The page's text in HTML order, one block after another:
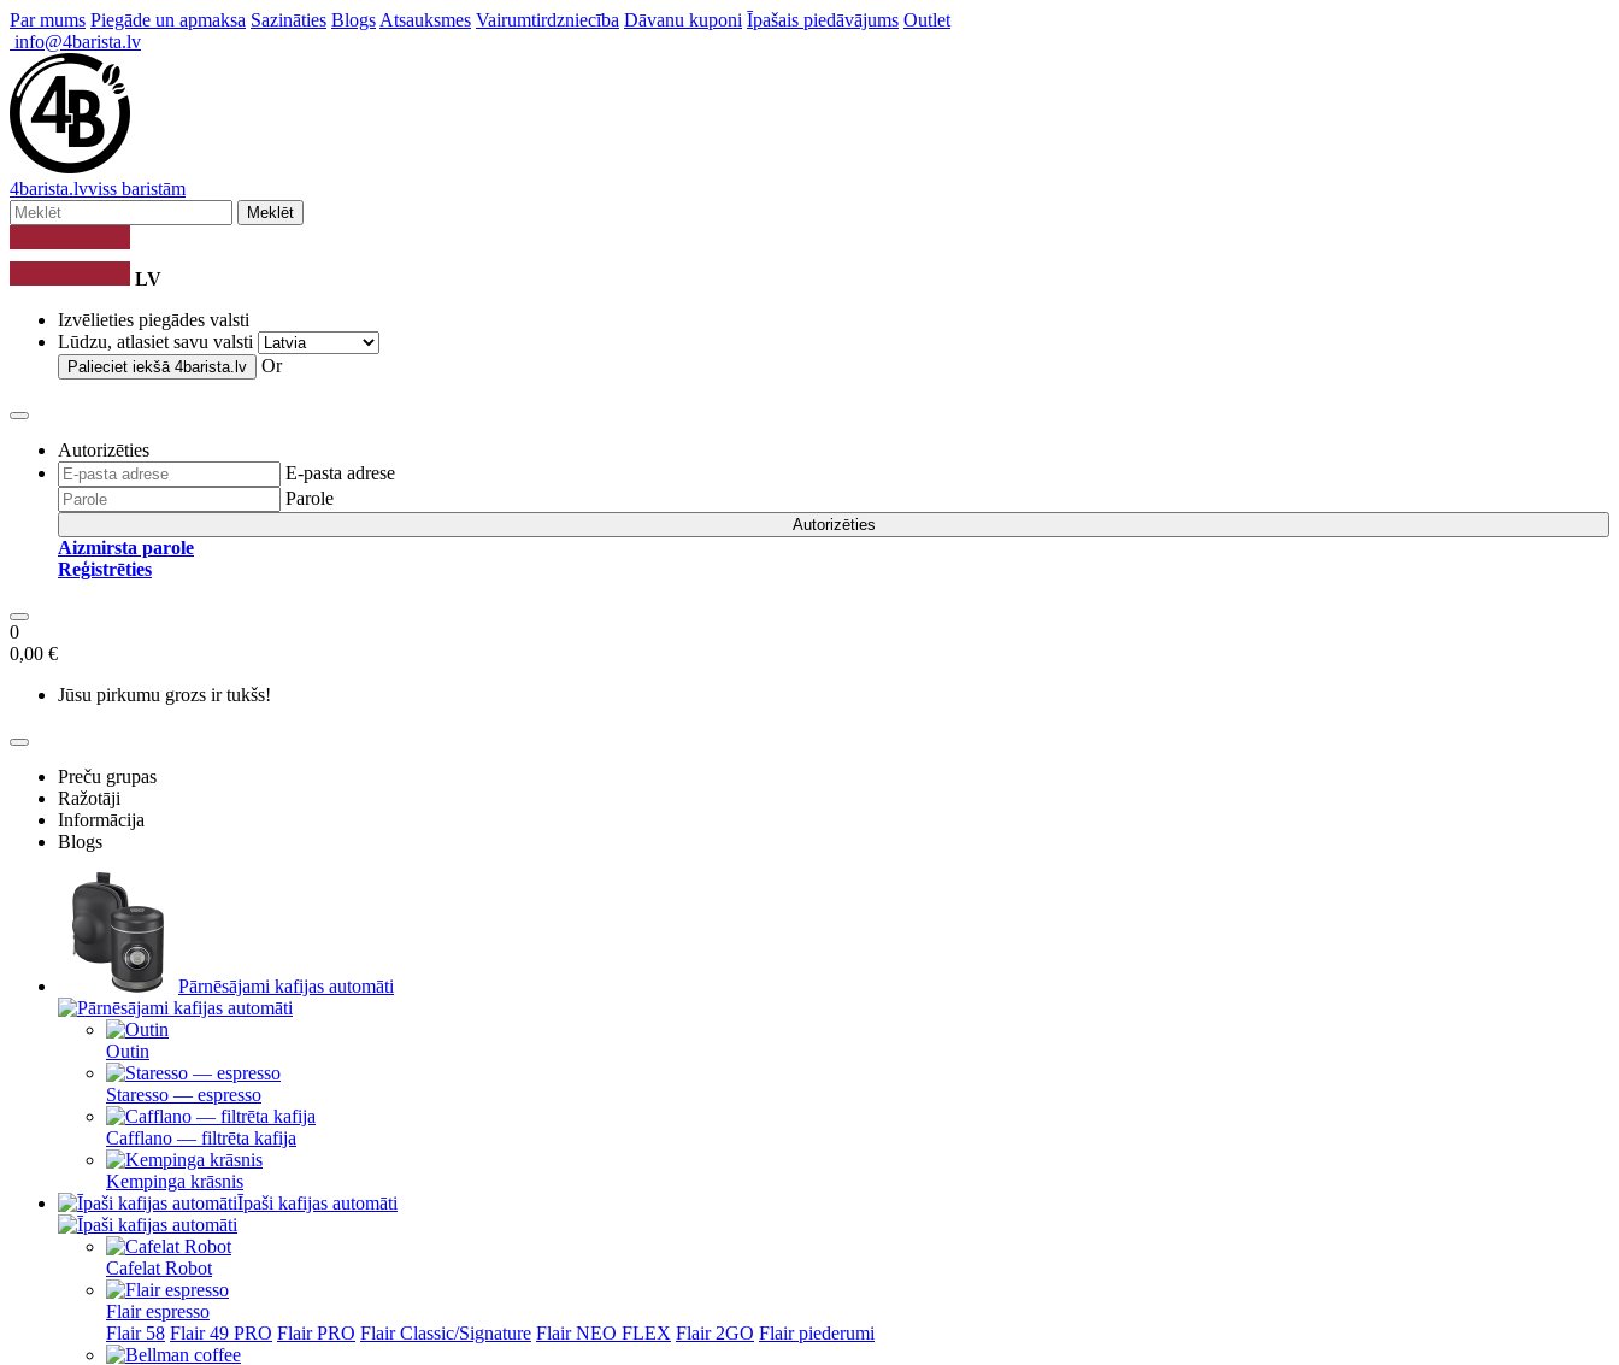
Par mums Piegāde un apmaksa Sazināties Blogs Atsauksmes Vairumtirdzniecība Dāvanu kuponi Īpašais piedāvājums Outlet
info@4barista.lv
4barista.lvviss baristām
Meklēt
LV
Izvēlieties piegādes valsti
Lūdzu, atlasiet savu valsti
Palieciet iekšā 4barista.lv Or
Autorizēties
E-pasta adrese
Parole
Autorizēties
Aizmirsta parole
Reģistrēties
0
0,00 €
Jūsu pirkumu grozs ir tukšs!
Preču grupas
Ražotāji
Informācija
Blogs
Pārnēsājami kafijas automāti
Outin
Staresso — espresso
Cafflano — filtrēta kafija
Kempinga krāsnis
Īpaši kafijas automāti
Cafelat Robot
Flair espresso
Flair 58 Flair 49 PRO Flair PRO Flair Classic/Signature Flair NEO FLEX Flair 2GO Flair piederumi